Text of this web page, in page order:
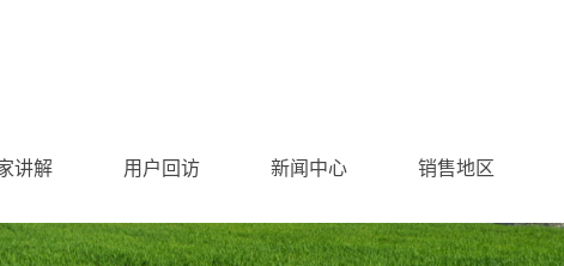
讲解 用户回访 新闻中心 销售地区